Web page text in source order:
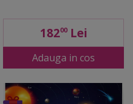
18200Lei
Adauga in cos